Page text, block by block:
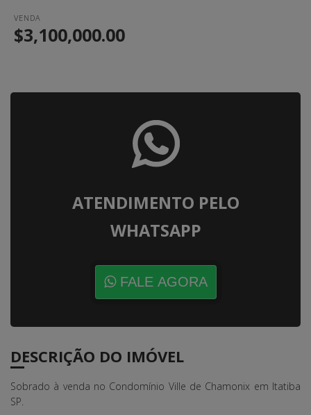
VENDA
$3,100,000.00
ATENDIMENTO PELO
WHATSAPP
FALE AGORA
DESCRIÇÃO DO IMÓVEL
Sobrado à venda no Condomínio Ville de Chamonix em Itatiba
SP.